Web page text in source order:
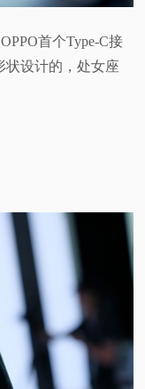
首个Type-C接
状设计的，处女座